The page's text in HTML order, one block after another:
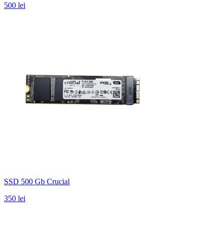
500 lei
SSD 500 Gb Crucial
350 lei